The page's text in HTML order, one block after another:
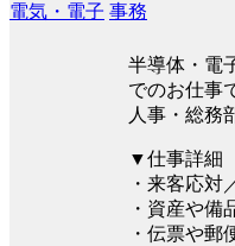
電気・電子 事務
半導体・電
でのお仕事
人事・総務
▼仕事詳細
・来客応対
・資産や備
・伝票や郵